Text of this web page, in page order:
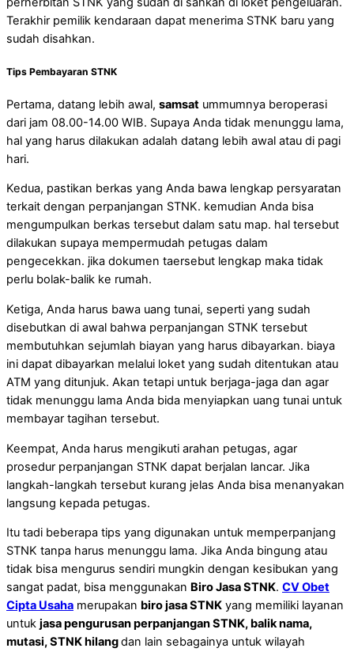
Terakhir pemilik kendaraan dapat menerima STNK baru yang
sudah disahkan.
Tips Pembayaran STNK
Pertama, datang lebih awal, samsat ummumnya beroperasi
dari jam 08.00-14.00 WIB. Supaya Anda tidak menunggu lama,
hal yang harus dilakukan adalah datang lebih awal atau di pagi
hari.
Kedua, pastikan berkas yang Anda bawa lengkap persyaratan
terkait dengan perpanjangan STNK. kemudian Anda bisa
mengumpulkan berkas tersebut dalam satu map. hal tersebut
dilakukan supaya mempermudah petugas dalam
pengecekkan. jika dokumen taersebut lengkap maka tidak
perlu bolak-balik ke rumah.
Ketiga, Anda harus bawa uang tunai, seperti yang sudah
disebutkan di awal bahwa perpanjangan STNK tersebut
membutuhkan sejumlah biayan yang harus dibayarkan. biaya
ini dapat dibayarkan melalui loket yang sudah ditentukan atau
ATM yang ditunjuk. Akan tetapi untuk berjaga-jaga dan agar
tidak menunggu lama Anda bida menyiapkan uang tunai untuk
membayar tagihan tersebut.
Keempat, Anda harus mengikuti arahan petugas, agar
prosedur perpanjangan STNK dapat berjalan lancar. Jika
langkah-langkah tersebut kurang jelas Anda bisa menanyakan
langsung kepada petugas.
Itu tadi beberapa tips yang digunakan untuk memperpanjang
STNK tanpa harus menunggu lama. Jika Anda bingung atau
tidak bisa mengurus sendiri mungkin dengan kesibukan yang
sangat padat, bisa menggunakan Biro Jasa STNK. CV Obet
Cipta Usaha merupakan biro jasa STNK yang memiliki layanan
untuk jasa pengurusan perpanjangan STNK, balik nama,
mutasi, STNK hilangdan lain sebagainya untuk wilayah